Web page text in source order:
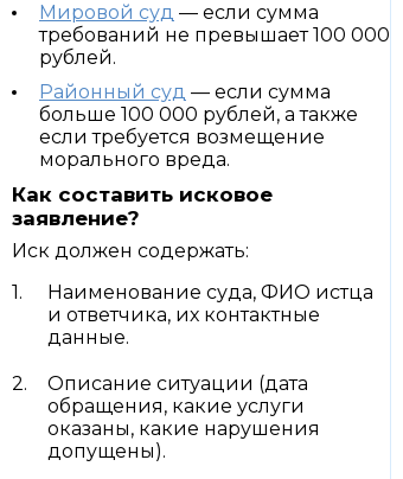
Мировой суд — если сумма
требований не превышает 100 000
рублей.
Районный суд — если сумма
больше 100 000 рублей, а также
если требуется возмещение
морального вреда.
Как составить исковое
заявление?
Иск должен содержать:
Наименование суда, ФИО истца
и ответчика, их контактные
данные.
Описание ситуации (дата
обращения, какие услуги
оказаны, какие нарушения
допущены).